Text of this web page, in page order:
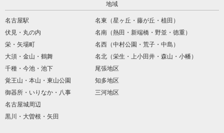
地域
名古屋駅
伏見・丸の内
栄・矢場町
大須・金山・鶴舞
千種・今池・池下
覚王山・本山・東山公園
御器所・いりなか・八事
名古屋城周辺
黒川・大曽根・矢田
名東（星ヶ丘・藤が丘・植田）
名南（熱田・新端橋・野並・徳重）
名西（中村公園・荒子・中島）
名北（栄生・上小田井・森山・小幡）
尾張地区
知多地区
三河地区